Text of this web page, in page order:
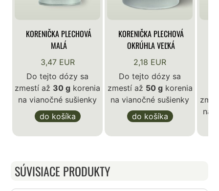
KORENIČKA PLECHOVÁ
MALÁ
3,47 EUR
Do tejto dózy sa
zmestí až 30 g korenia
na vianočné sušienky
do košíka
KORENIČKA PLECHOVÁ
OKRÚHLA VEĽKÁ
2,18 EUR
Do tejto dózy sa
zmestí až 50 gkorenia
na vianočné sušienky
do košíka
na
SÚVISIACE PRODUKTY